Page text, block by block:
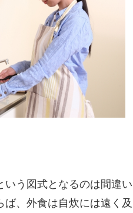
う図式となるのは間違い
、外食は自炊には遠く